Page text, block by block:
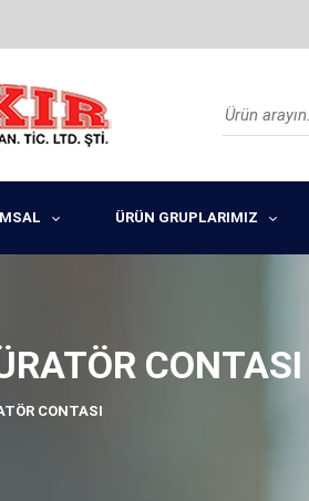
ÜRÜN GRUPLARIMIZ
CONTASI
CONTASI